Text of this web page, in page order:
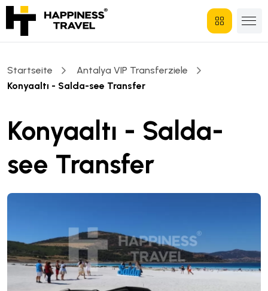
Startseite
Antalya VIP Transferziele
Konyaaltı - Salda-see Transfer
Konyaaltı - Salda-
see Transfer